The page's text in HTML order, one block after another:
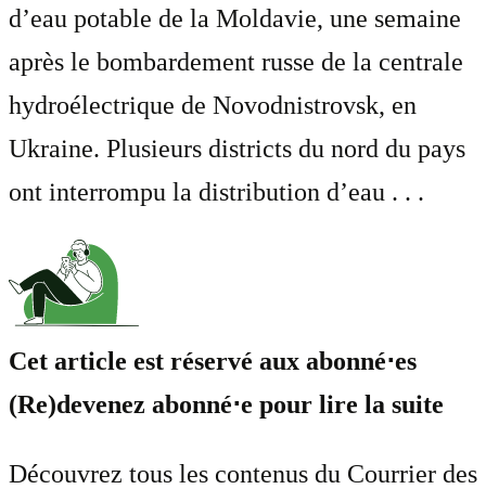
d’eau potable de la Moldavie, une semaine
après le bombardement russe de la centrale
hydroélectrique de Novodnistrovsk, en
Ukraine. Plusieurs districts du nord du pays
ont interrompu la distribution d’eau . . .
Cet article est réservé aux abonné⋅es
(Re)devenez abonné⋅e pour lire la suite
Découvrez tous les contenus du Courrier des